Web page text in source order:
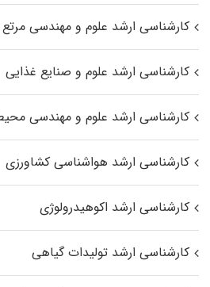
کارشناسی ارشد علوم و مهندسی مرتع
کارشناسی ارشد علوم و صنایع غذایی
کارشناسی ارشد علوم و مهندسی
کارشناسی ارشد هواشناسی کشاورزی
کارشناسی ارشد اکوهیدرولوژی
کارشناسی ارشد تولیدات گیاهی